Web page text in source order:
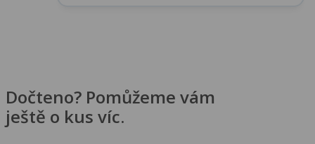
Dočteno? Pomůžeme vám
ještě o kus víc.